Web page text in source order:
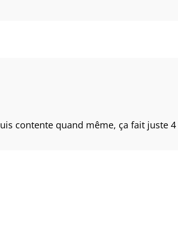
contente quand même, ça fait juste